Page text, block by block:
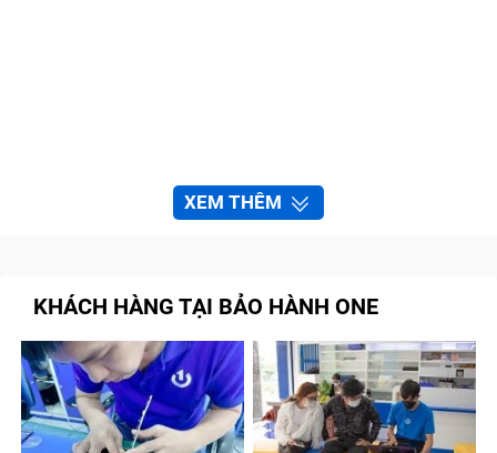
XEM THÊM
KHÁCH HÀNG TẠI BẢO HÀNH ONE